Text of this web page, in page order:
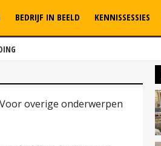
BEDRIJF IN BEELD KENNISSESSIES
overige onderwerpen